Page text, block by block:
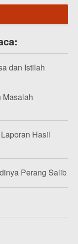
dan Istilah
Masalah
Hasil
Perang Salib